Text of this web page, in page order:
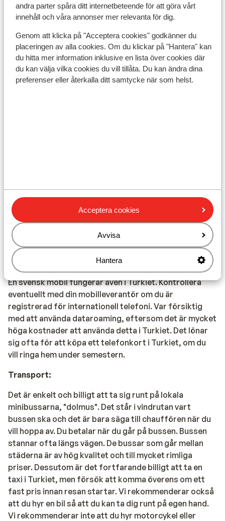
andra parter spåra ditt internetbeteende för att göra vårt
innehåll och våra annonser mer relevanta för dig.
Genom att klicka på "Acceptera cookies" godkänner du
placeringen av alla cookies. Om du klickar på "Hantera" kan
du hitta mer information inklusive en lista över cookies där
du kan välja vilka cookies du vill tillåta. Du kan ändra dina
preferenser eller återkalla ditt samtycke när som helst.
Acceptera cookies
Avvisa
Hantera
restauranger, kaféer etc. förväntas det att du ger ca
10% av totalkostnaden i dricks. Observera att på vissa
platser ingår "serviceavgift" i notan, då förväntas du
inte ge ytterligare dricks.
El:
Priserna är något lägre än i Sverige. En måltid kostar
omkring 100 till 125 kr. Vin kostar lika mycket som i
Sverige - vare sig det rör sig om importerade eller
lokalt producerat vin. Importerad alkohol kan vara
dyrare än det är i Sverige.
Mobiltelefon:
En svensk mobil fungerar även i Turkiet. Kontrollera
eventuellt med din mobilleverantör om du är
registrerad för internationell telefoni. Var försiktig
med att använda dataroaming, eftersom det är mycket
höga kostnader att använda detta i Turkiet. Det lönar
sig ofta för att köpa ett telefonkort i Turkiet, om du
vill ringa hem under semestern.
Transport:
Det är enkelt och billigt att ta sig runt på lokala
minibussarna, "dolmus". Det står i vindrutan vart
bussen ska och det är bara säga till chauffören när du
vill hoppa av. Du betalar när du går på bussen. Bussen
stannar ofta längs vägen. De bussar som går mellan
städerna är av hög kvalitet och till mycket rimliga
priser. Dessutom är det fortfarande billigt att ta en
taxi i Turkiet, men försök att komma överens om ett
fast pris innan resan startar. Vi rekommenderar också
att du hyr en bil så att du kan ta dig runt på egen hand.
Vi rekommenderar inte att du hyr motorcykel eller